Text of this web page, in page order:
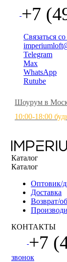
+7
Связаться
Telegram
Max
WhatsApp
Rutube
Шоурум в
10:00-18:00
Каталог
Каталог
Оптовик/
Доставка
Возврат/
КОНТАКТЫ
+7
звонок